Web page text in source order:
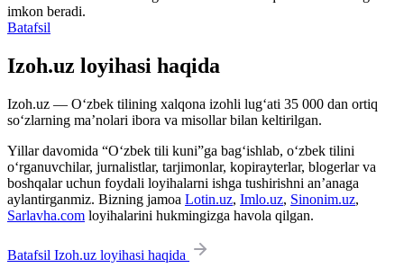
imkon beradi.
Batafsil
Izoh.uz loyihasi haqida
Izoh.uz — O‘zbek tilining xalqona izohli lug‘ati 35 000 dan ortiq
so‘zlarning ma’nolari ibora va misollar bilan keltirilgan.
Yillar davomida “O‘zbek tili kuni”ga bag‘ishlab, o‘zbek tilini
o‘rganuvchilar, jurnalistlar, tarjimonlar, kopirayterlar, blogerlar va
boshqalar uchun foydali loyihalarni ishga tushirishni an’anaga
aylantirganmiz. Bizning jamoa Lotin.uz, Imlo.uz, Sinonim.uz,
Sarlavha.com loyihalarini hukmingizga havola qilgan.
Batafsil Izoh.uz loyihasi haqida